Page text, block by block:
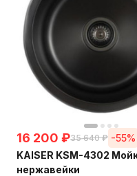
16 200 ₽35 640 ₽ -55%
KAISER KSM-4302
нержавейки